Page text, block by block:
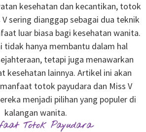
kesehatan dan kecantikan, totok
sering dianggap sebagai dua teknik
luar biasa bagi kesehatan wanita.
tidak hanya membantu dalam hal
tetapi juga menawarkan
kesehatan lainnya. Artikel ini akan
totok payudara dan Miss V
menjadi pilihan yang populer di
kalangan wanita.
Totok Payudara